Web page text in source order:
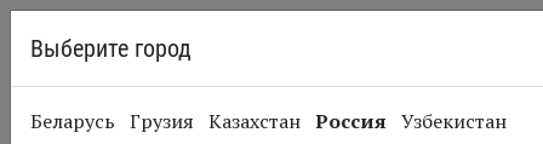
Выберите город
Беларусь Грузия Казахстан Россия Узбекистан